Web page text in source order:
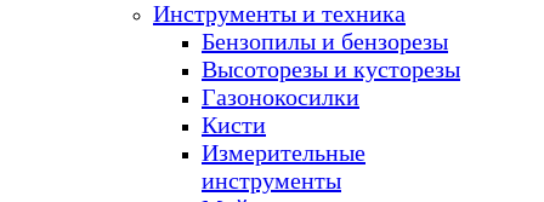
Инструменты и техника
Бензопилы и бензорезы
Высоторезы и кусторезы
Газонокосилки
Кисти
Измерительные
инструменты